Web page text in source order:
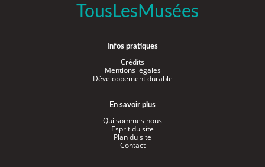
TousLesMusées
Infos pratiques
Crédits
Mentions légales
Développement durable
En savoir plus
Qui sommes nous
Esprit du site
Plan du site
Contact